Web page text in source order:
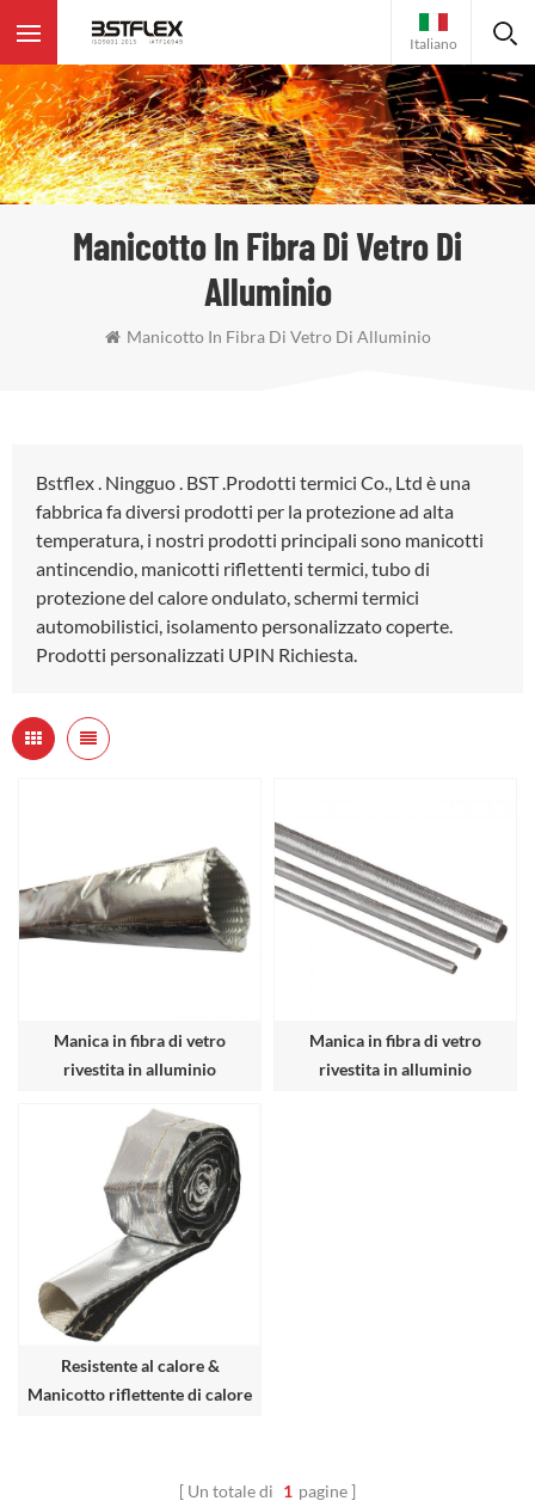
Italiano
Manicotto In Fibra Di Vetro Di
Alluminio
Manicotto In Fibra Di Vetro Di Alluminio
Bstflex . Ningguo . BST .Prodotti termici Co., Ltd è una
fabbrica fa diversi prodotti per la protezione ad alta
temperatura, i nostri prodotti principali sono manicotti
antincendio, manicotti riflettenti termici, tubo di
protezione del calore ondulato, schermi termici
automobilistici, isolamento personalizzato coperte.
Prodotti personalizzati UPIN Richiesta.
Manica in fibra di vetro
rivestita in alluminio
Manica in fibra di vetro
rivestita in alluminio
Resistente al calore &
Manicotto riflettente di calore
Un totale di 1 pagine